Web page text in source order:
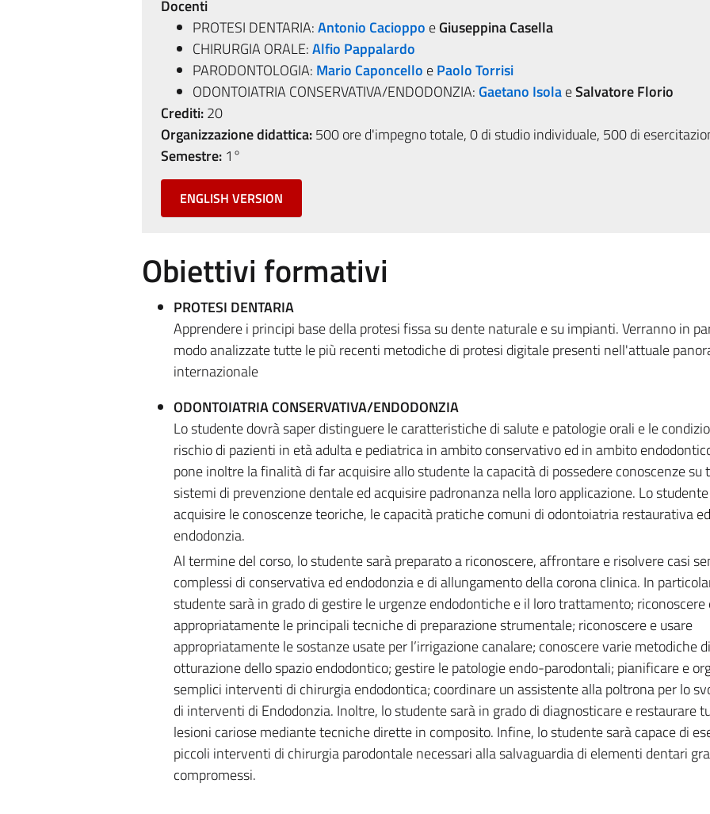
Docenti
PROTESI DENTARIA:Antonio Cacioppo eGiuseppina Casella
CHIRURGIA ORALE:Alfio Pappalardo
PARODONTOLOGIA: Mario Caponcello ePaolo Torrisi
ODONTOIATRIA CONSERVATIVA/ENDODONZIA: Gaetano IsolaeSalvatore Florio
Crediti:20
Organizzazione didattica:500 ore d'impegno totale, 0 di studio individuale, 500 di
Semestre:1°
ENGLISH VERSION
Obiettivi formativi
PROTESI DENTARIA
Apprendere i principi base della protesi fissa su dente naturale e su impianti. Verranno in
modo analizzate tutte le più recenti metodiche di protesi digitale presenti nell'attuale
internazionale
ODONTOIATRIA CONSERVATIVA/ENDODONZIA
Lo studente dovrà saper distinguere le caratteristiche di salute e patologie orali e le
rischio di pazienti in età adulta e pediatrica in ambito conservativo ed in ambito
pone inoltre la finalità di far acquisire allo studente la capacità di possedere conoscenze su
sistemi di prevenzione dentale ed acquisire padronanza nella loro applicazione. Lo
acquisire le conoscenze teoriche, le capacità pratiche comuni di odontoiatria restaurativa ed
endodonzia.
Al termine del corso, lo studente sarà preparato a riconoscere, affrontare e risolvere casi
complessi di conservativa ed endodonzia e di allungamento della corona clinica. In
studente sarà in grado di gestire le urgenze endodontiche e il loro trattamento; riconoscere
appropriatamente le principali tecniche di preparazione strumentale; riconoscere e usare
appropriatamente le sostanze usate per l’irrigazione canalare; conoscere varie metodiche di
otturazione dello spazio endodontico; gestire le patologie endo-parodontali; pianificare e
semplici interventi di chirurgia endodontica; coordinare un assistente alla poltrona per lo
di interventi di Endodonzia. Inoltre, lo studente sarà in grado di diagnosticare e restaurare
lesioni cariose mediante tecniche dirette in composito. Infine, lo studente sarà capace di
piccoli interventi di chirurgia parodontale necessari alla salvaguardia di elementi dentari
compromessi.